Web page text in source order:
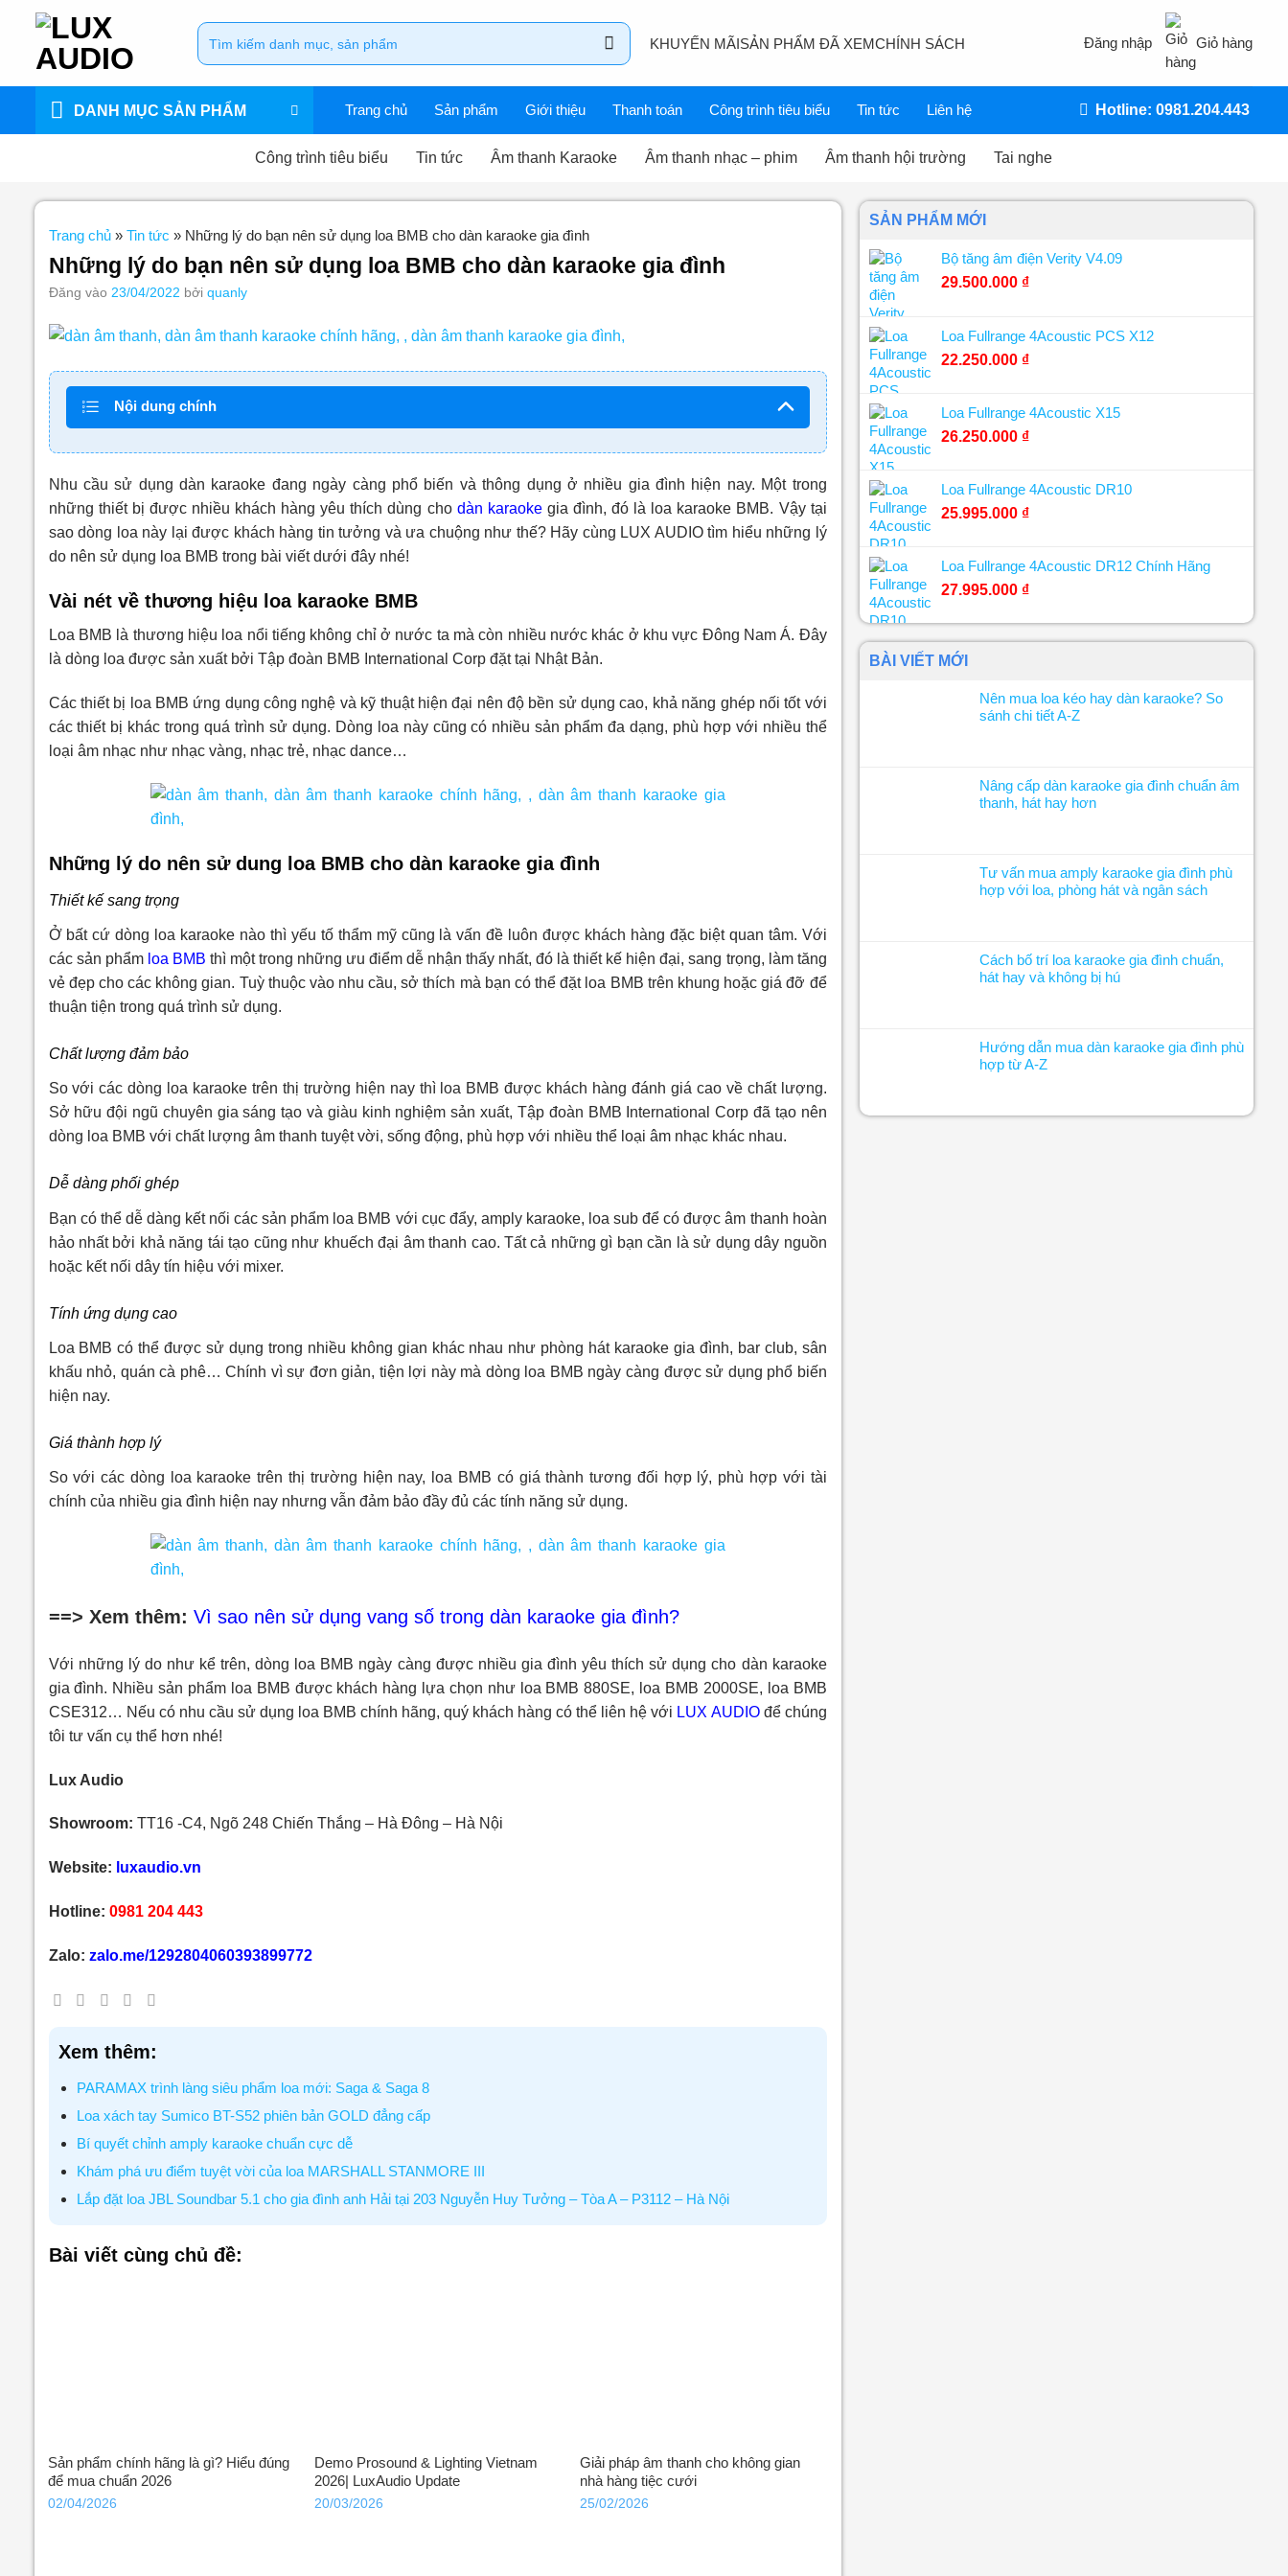
dung
Tìm
kiếm:
KHUYẾN MÃISẢN PHẨM ĐÃ XEMCHÍNH SÁCH Đăng nhập Giỏ hàng
DANH MỤC SẢN PHẨM Trang chủ Sản phẩm Giới thiệu Thanh toán Công trình tiêu biểu Tin tức Liên hệ Hotline: 0981.204.443
Công trình tiêu biểu Tin tức Âm thanh Karaoke Âm thanh nhạc – phim Âm thanh hội trường Tai nghe
Trang chủ» Tin tức » Những lý do bạn nên sử dụng loa BMB cho dàn karaoke gia đình
Những lý do bạn nên sử dụng loa BMB cho dàn karaoke gia đình
Đăng vào 23/04/2022 bởi quanly
Nội dung chính
Nhu cầu sử dụng dàn karaoke đang ngày càng phổ biến và thông dụng ở nhiều gia đình hiện nay. Một trong
những thiết bị được nhiều khách hàng yêu thích dùng cho dàn karaokegia đình, đó là loa karaoke BMB. Vậy tại
sao dòng loa này lại được khách hàng tin tưởng và ưa chuộng như thế? Hãy cùng LUX AUDIO tìm hiểu những lý
do nên sử dụng loa BMB trong bài viết dưới đây nhé!
Vài nét về thương hiệu loa karaoke BMB
Loa BMB là thương hiệu loa nổi tiếng không chỉ ở nước ta mà còn nhiều nước khác ở khu vực Đông Nam Á. Đây
là dòng loa được sản xuất bởi Tập đoàn BMB International Corp đặt tại Nhật Bản.
Các thiết bị loa BMB ứng dụng công nghệ và kỹ thuật hiện đại nên độ bền sử dụng cao, khả năng ghép nối tốt với
các thiết bị khác trong quá trình sử dụng. Dòng loa này cũng có nhiều sản phẩm đa dạng, phù hợp với nhiều thể
loại âm nhạc như nhạc vàng, nhạc trẻ, nhạc dance…
Những lý do nên sử dung loa BMB cho dàn karaoke gia đình
Thiết kế sang trọng
Ở bất cứ dòng loa karaoke nào thì yếu tố thẩm mỹ cũng là vấn đề luôn được khách hàng đặc biệt quan tâm. Với
các sản phẩm loa BMB thì một trong những ưu điểm dễ nhận thấy nhất, đó là thiết kế hiện đại, sang trọng, làm tăng
vẻ đẹp cho các không gian. Tuỳ thuộc vào nhu cầu, sở thích mà bạn có thể đặt loa BMB trên khung hoặc giá đỡ để
thuận tiện trong quá trình sử dụng.
Chất lượng đảm bảo
So với các dòng loa karaoke trên thị trường hiện nay thì loa BMB được khách hàng đánh giá cao về chất lượng.
Sở hữu đội ngũ chuyên gia sáng tạo và giàu kinh nghiệm sản xuất, Tập đoàn BMB International Corp đã tạo nên
dòng loa BMB với chất lượng âm thanh tuyệt vời, sống động, phù hợp với nhiều thể loại âm nhạc khác nhau.
Dễ dàng phối ghép
Bạn có thể dễ dàng kết nối các sản phẩm loa BMB với cục đẩy, amply karaoke, loa sub để có được âm thanh hoàn
hảo nhất bởi khả năng tái tạo cũng như khuếch đại âm thanh cao. Tất cả những gì bạn cần là sử dụng dây nguồn
hoặc kết nối dây tín hiệu với mixer.
Tính ứng dụng cao
Loa BMB có thể được sử dụng trong nhiều không gian khác nhau như phòng hát karaoke gia đình, bar club, sân
khấu nhỏ, quán cà phê… Chính vì sự đơn giản, tiện lợi này mà dòng loa BMB ngày càng được sử dụng phổ biến
hiện nay.
Giá thành hợp lý
So với các dòng loa karaoke trên thị trường hiện nay, loa BMB có giá thành tương đối hợp lý, phù hợp với tài
chính của nhiều gia đình hiện nay nhưng vẫn đảm bảo đầy đủ các tính năng sử dụng.
==> Xem thêm: Vì sao nên sử dụng vang số trong dàn karaoke gia đình?
Với những lý do như kể trên, dòng loa BMB ngày càng được nhiều gia đình yêu thích sử dụng cho dàn karaoke
gia đình. Nhiều sản phẩm loa BMB được khách hàng lựa chọn như loa BMB 880SE, loa BMB 2000SE, loa BMB
CSE312… Nếu có nhu cầu sử dụng loa BMB chính hãng, quý khách hàng có thể liên hệ với LUX AUDIO để chúng
tôi tư vấn cụ thể hơn nhé!
Lux Audio
Showroom: TT16 -C4, Ngõ 248 Chiến Thắng – Hà Đông – Hà Nội
Website: luxaudio.vn
Hotline: 0981 204 443
Zalo: zalo.me/1292804060393899772
Xem thêm:
PARAMAX trình làng siêu phẩm loa mới: Saga & Saga 8
Loa xách tay Sumico BT-S52 phiên bản GOLD đẳng cấp
Bí quyết chỉnh amply karaoke chuẩn cực dễ
Khám phá ưu điểm tuyệt vời của loa MARSHALL STANMORE III
Lắp đặt loa JBL Soundbar 5.1 cho gia đình anh Hải tại 203 Nguyễn Huy Tưởng – Tòa A – P3112 – Hà Nội
Bài viết cùng chủ đề:
Sản phẩm chính hãng là gì? Hiểu đúng
để mua chuẩn 2026
02/04/2026
Demo Prosound & Lighting Vietnam
2026| LuxAudio Update
20/03/2026
Giải pháp âm thanh cho không gian
nhà hàng tiệc cưới
25/02/2026
SẢN PHẨM MỚI
Bộ tăng âm điện Verity V4.09
29.500.000 ₫
Loa Fullrange 4Acoustic PCS X12
22.250.000 ₫
Loa Fullrange 4Acoustic X15
26.250.000 ₫
Loa Fullrange 4Acoustic DR10
25.995.000 ₫
Loa Fullrange 4Acoustic DR12 Chính Hãng
27.995.000 ₫
BÀI VIẾT MỚI
Nên mua loa kéo hay dàn karaoke? So
sánh chi tiết A-Z
Nâng cấp dàn karaoke gia đình chuẩn âm
thanh, hát hay hơn
Tư vấn mua amply karaoke gia đình phù
hợp với loa, phòng hát và ngân sách
Cách bố trí loa karaoke gia đình chuẩn,
hát hay và không bị hú
Hướng dẫn mua dàn karaoke gia đình phù
hợp từ A-Z